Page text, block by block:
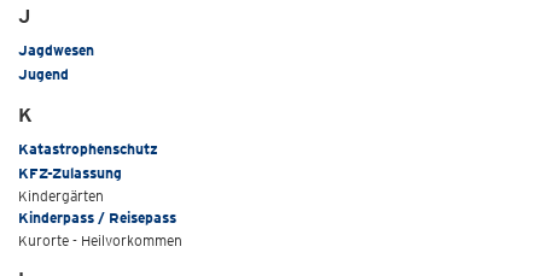
J
Jagdwesen
Jugend
K
Katastrophenschutz
KFZ-Zulassung
Kindergärten
Kinderpass / Reisepass
Kurorte - Heilvorkommen